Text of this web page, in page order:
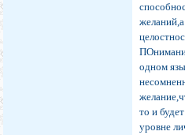
одном
то и
уровне